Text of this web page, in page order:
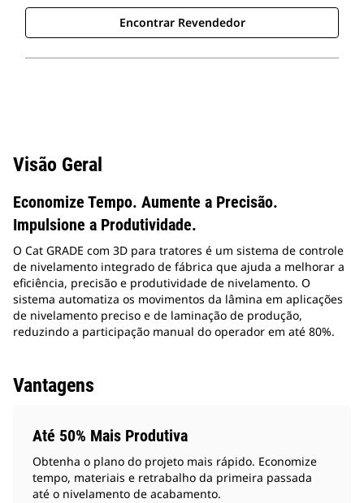
Encontrar Revendedor
Visão Geral
Economize Tempo. Aumente a Precisão.
Impulsione a Produtividade.
O Cat GRADE com 3D para tratores é um sistema de controle
de nivelamento integrado de fábrica que ajuda a melhorar a
eficiência, precisão e produtividade de nivelamento. O
sistema automatiza os movimentos da lâmina em aplicações
de nivelamento preciso e de laminação de produção,
reduzindo a participação manual do operador em até 80%.
Vantagens
Até 50% Mais Produtiva
Obtenha o plano do projeto mais rápido. Economize
tempo, materiais e retrabalho da primeira passada
até o nivelamento de acabamento.